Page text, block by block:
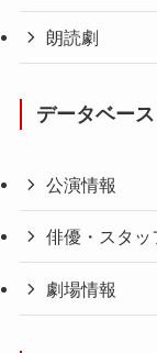
朗読劇
データベース
公演情報
俳優・スタッ
劇場情報